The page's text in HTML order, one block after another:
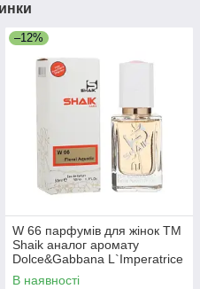
–12%
W 66 парфумів для жінок ТМ
Shaik аналог аромату
Dolce&Gabbana L`Imperatrice
3 50 ml
В наявності